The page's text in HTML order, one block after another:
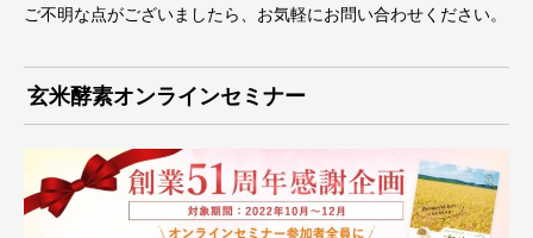
ご不明な点がございましたら、お気軽にお問い合わせください。
玄米酵素オンラインセミナー